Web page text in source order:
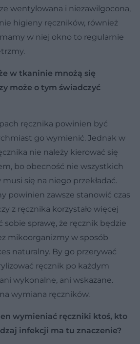
wentylowana i niezawilgocona,
higieny ręczników, również
w niej okno to regularnie
w tkaninie mnożą się
może o tym świadczyć
ręcznika powinien być
go wymienić. Jednak w
nie należy kierować się
bo obecność nie wszystkich
się na niego przekładać.
powinien zawsze stanowić czas
z ręcznika korzystało więcej
sobie sprawę, że ręcznik będzie
mikoorganizmy w sposób
naturalny. By go przerywać
ręcznik po każdym
wykonalne, ani wskazane.
wymiana ręczników.
wymieniać ręczniki ktoś, kto
infekcji ma tu znaczenie?